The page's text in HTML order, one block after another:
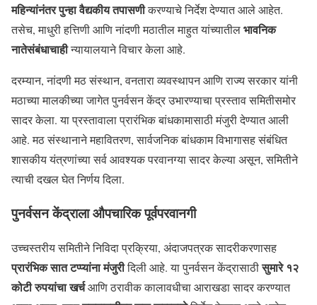
महिन्यांनंतर पुन्हा वैद्यकीय तपासणीकरण्याचे निर्देश देण्यात आले आहेत.
तसेच, माधुरी हत्तिणी आणि नांदणी मठातील माहुत यांच्यातीलभावनिक
नातेसंबंधाचाहीन्यायालयाने विचार केला आहे.
दरम्यान, नांदणी मठ संस्थान, वनतारा व्यवस्थापन आणि राज्य सरकार यांनी
मठाच्या मालकीच्या जागेत पुनर्वसन केंद्र उभारण्याचा प्रस्ताव समितीसमोर
सादर केला. या प्रस्तावाला प्रारंभिक बांधकामासाठी मंजुरी देण्यात आली
आहे. मठ संस्थानाने महावितरण, सार्वजनिक बांधकाम विभागासह संबंधित
शासकीय यंत्रणांच्या सर्व आवश्यक परवानग्या सादर केल्या असून, समितीने
त्याची दखल घेत निर्णय दिला.
पुनर्वसन केंद्राला औपचारिक पूर्वपरवानगी
उच्चस्तरीय समितीने निविदा प्रक्रिया, अंदाजपत्रक सादरीकरणासह
प्रारंभिक सात टप्प्यांना मंजुरीदिली आहे. या पुनर्वसन केंद्रासाठीसुमारे १२
कोटी रुपयांचा खर्चआणि ठरावीक कालावधीचा आराखडा सादर करण्यात